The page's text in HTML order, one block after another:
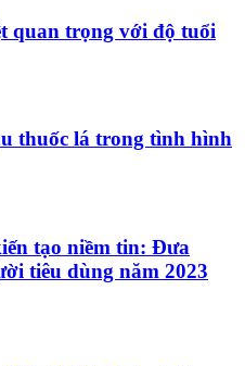
quan trọng với độ tuổi
thuốc lá trong tình hình
tạo niềm tin: Đưa
tiêu dùng năm 2023